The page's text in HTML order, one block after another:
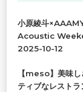
す
か
小原綾斗
Acoustic
2025-10-12
【meso】美味
ティブなレストラ